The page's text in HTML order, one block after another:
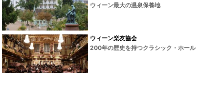
ウィーン最大の温泉保養地
ウィーン楽友協会
200年の歴史を持つクラシック・ホール